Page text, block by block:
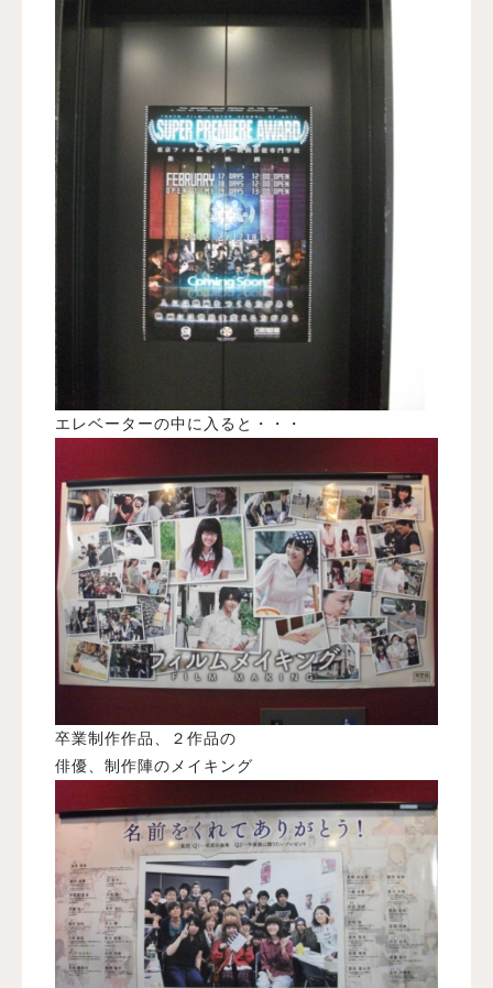
エレベーターの中に入ると・・・
卒業制作作品、２作品の
俳優、制作陣のメイキング